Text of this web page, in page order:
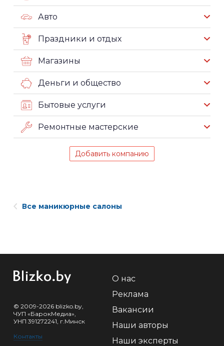
Авто
Праздники и отдых
Магазины
Деньги и общество
Бытовые услуги
Ремонтные мастерские
Добавить компанию
Все маникюрные салоны
© 2009-2026 blizko.by,
ЧУП «БарокМедиа»,
УНП 391272241, г.Минск
Контакты
О нас
Реклама
Вакансии
Наши авторы
Наши эксперты